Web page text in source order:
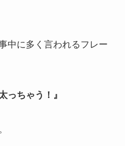
中に多く言われるフレー
っちゃう！』